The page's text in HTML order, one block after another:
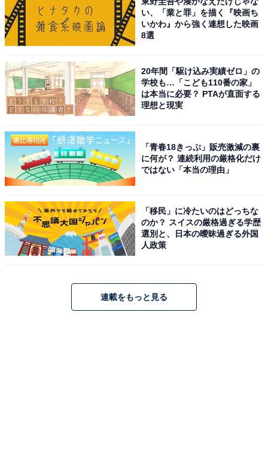
い、「業と罪」を描く『映画ち
いかわ』から強く連想した映画
8選
20年間「駆け込み実績ゼロ」の
学校も…「こども110番の家」
は本当に必要？ PTAが直面する
理想と現実
「青春18きっぷ」販売激減の裏
に何が？ 連続利用の厳格化だけ
ではない「本当の理由」
「移民」に冷たいのはどっちな
のか？ スイスの厳格過ぎる学歴
選別と、日本の曖昧過ぎる外国
人政策
連載をもっと見る